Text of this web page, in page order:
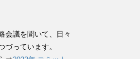
会議を聞いて、日々
づっています。